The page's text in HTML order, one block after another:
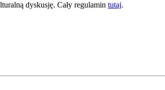
dyskusję. Cały regulamin tutaj.